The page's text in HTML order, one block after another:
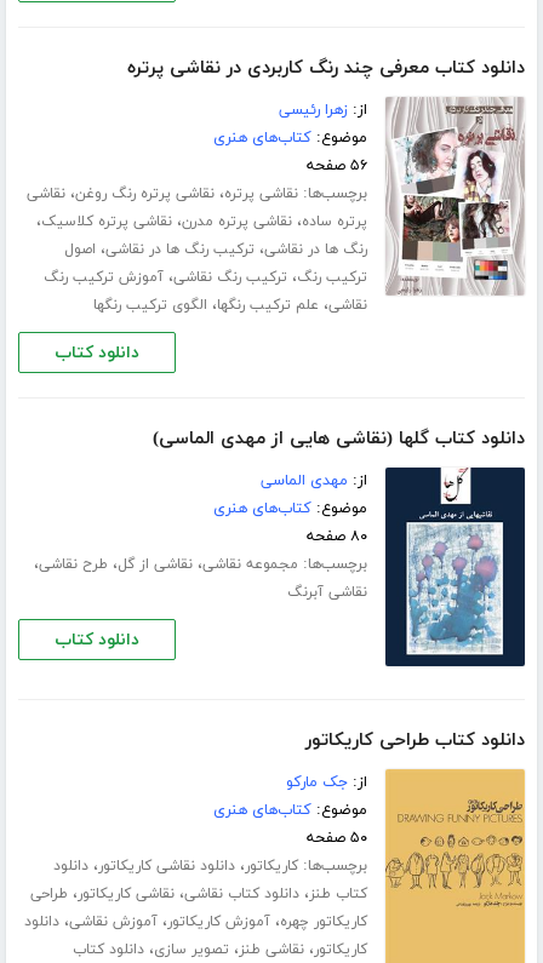
دانلود کتاب معرفی چند رنگ کاربردی در نقاشی پرتره
از:زهرا رئیسی
موضوع:کتاب‌های هنری
۵۶ صفحه
برچسب‌ها:نقاشی پرتره،نقاشی پرتره رنگ روغن،نقاشی
پرتره ساده،نقاشی پرتره مدرن،نقاشی پرتره کلاسیک،
رنگ ها در نقاشی، ترکیب رنگ ها در نقاشی، اصول
ترکیب رنگ، ترکیب رنگ نقاشی،آموزش ترکیب رنگ
نقاشی، علم ترکیب رنگها، الگوی ترکیب رنگها
دانلود کتاب
دانلود کتاب گلها (نقاشی هایی از مهدی الماسی)
از: مهدی الماسی
موضوع:کتاب‌های هنری
۸۰ صفحه
برچسب‌ها: مجموعه نقاشی،نقاشی از گل، طرح نقاشی،
نقاشی آبرنگ
دانلود کتاب
دانلود کتاب طراحی کاریکاتور
از:جک مارکو
موضوع:کتاب‌های هنری
۵۰ صفحه
برچسب‌ها:کاریکاتور،دانلود نقاشی کاریکاتور،دانلود
کتاب طنز،دانلود کتاب نقاشی،نقاشی کاریکاتور، طراحی
کاریکاتور چهره،آموزش کاریکاتور،آموزش نقاشی،دانلود
کاریکاتور،نقاشی طنز، تصویر سازی،دانلود کتاب